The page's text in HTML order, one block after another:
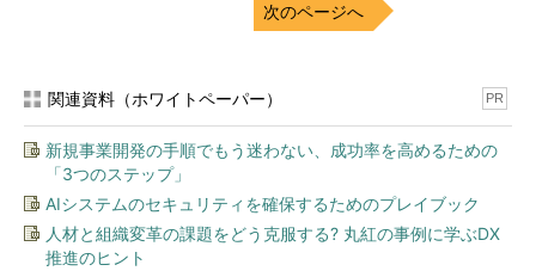
次のページへ
関連資料（ホワイトペーパー） PR
新規事業開発の手順でもう迷わない、成功率を高めるための
「3つのステップ」
AIシステムのセキュリティを確保するためのプレイブック
人材と組織変革の課題をどう克服する? 丸紅の事例に学ぶDX
推進のヒント